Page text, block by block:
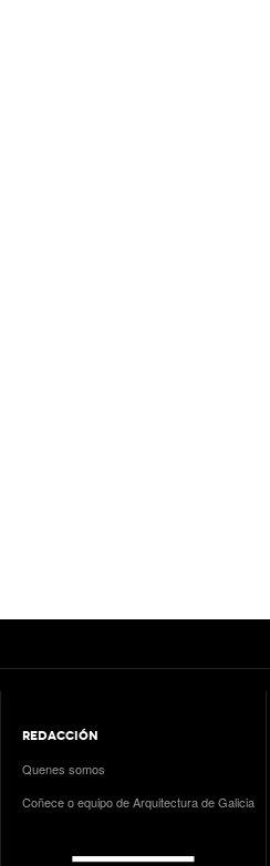
REDACCIÓN
Quenes somos
Coñece o equipo de Arquitectura de Galicia